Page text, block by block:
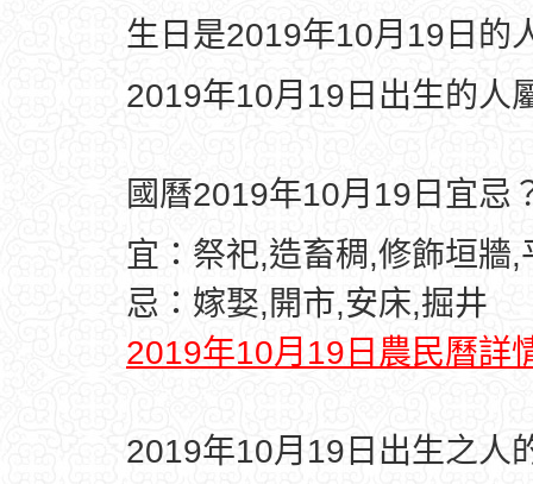
生日是2019年10月19日的
2019年10月19日出生的人
國曆2019年10月19日宜忌
宜：祭祀,造畜稠,修飾垣牆
忌：嫁娶,開市,安床,掘井
2019年10月19日農民曆詳
2019年10月19日出生之人